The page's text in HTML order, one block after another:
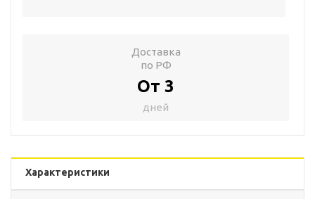
Доставка
по РФ
От 3
дней
Характеристики